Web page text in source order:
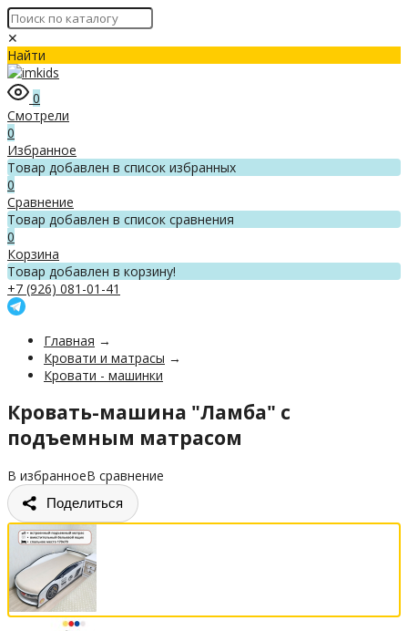
✕
Найти
0
Смотрели
0
Избранное
Товар добавлен в список избранных
0
Сравнение
Товар добавлен в список сравнения
0
Корзина
Товар добавлен в корзину!
+7 (926) 081-01-41
Главная →
Кровати и матрасы →
Кровати - машинки
Кровать-машина "Ламба" с
подъемным матрасом
В избранноеВ сравнение
Поделиться